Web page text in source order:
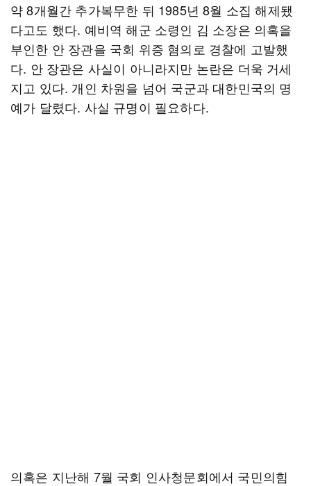
약 8개월간 추가복무한 뒤 1985년 8월 소집 해제됐
다고도 했다. 예비역 해군 소령인 김 소장은 의혹을
부인한 안 장관을 국회 위증 혐의로 경찰에 고발했
다. 안 장관은 사실이 아니라지만 논란은 더욱 거세
지고 있다. 개인 차원을 넘어 국군과 대한민국의 명
예가 달렸다. 사실 규명이 필요하다.
의혹은 지난해 7월 국회 인사청문회에서 국민의힘